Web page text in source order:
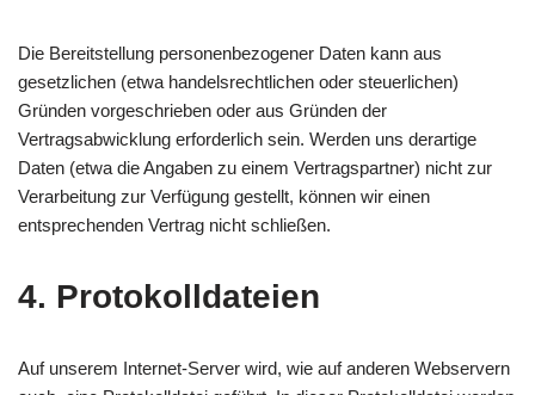
Die Bereitstellung personenbezogener Daten kann aus
gesetzlichen (etwa handelsrechtlichen oder steuerlichen)
Gründen vorgeschrieben oder aus Gründen der
Vertragsabwicklung erforderlich sein. Werden uns derartige
Daten (etwa die Angaben zu einem Vertragspartner) nicht zur
Verarbeitung zur Verfügung gestellt, können wir einen
entsprechenden Vertrag nicht schließen.
4. Protokolldateien
Auf unserem Internet-Server wird, wie auf anderen Webservern